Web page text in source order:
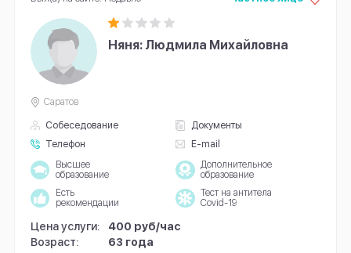
Няня: Людмила Михайловна
Собеседование
Документы
Телефон
E-mail
Саратов
Высшее
образование
Дополнительное
образование
Есть
рекомендации
Тест на антитела
Covid-19
Цена услуги:
400 руб/час
Возраст:
63 года